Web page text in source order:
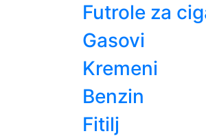
Futrole za
Gasovi
Kremeni
Benzin
Fitilj